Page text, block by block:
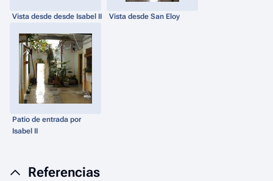
Vista desde desde Isabel II Vista desde San Eloy
Patio de entrada por
Isabel II
Referencias